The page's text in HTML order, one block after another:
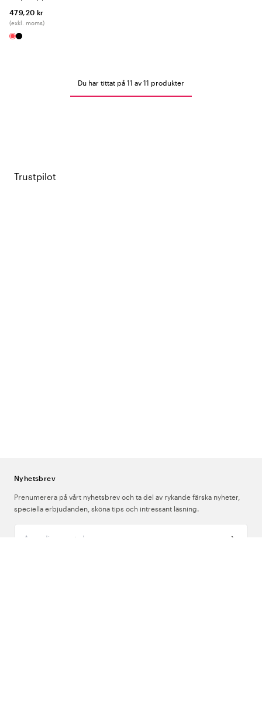
479,20 kr
(exkl. moms)
Du har tittat på 11 av 11 produkter
Trustpilot
Nyhetsbrev
Prenumerera på vårt nyhetsbrev och ta del av rykande färska nyheter,
speciella erbjudanden, sköna tips och intressant läsning.